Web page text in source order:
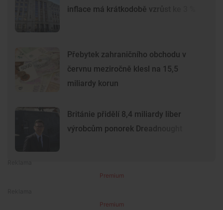
inflace má krátkodobě vzrůst ke 3 %
Přebytek zahraničního obchodu v
červnu meziročně klesl na 15,5
miliardy korun
Británie přidělí 8,4 miliardy liber
výrobcům ponorek Dreadnought
Premium
Premium